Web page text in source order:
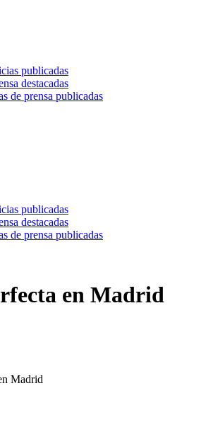
publicadas
destacadas
de prensa publicadas
publicadas
destacadas
de prensa publicadas
en Madrid
Madrid